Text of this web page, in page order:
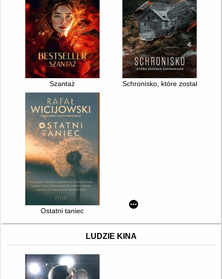
Szantaż Schronisko, które zostało
Ostatni taniec
LUDZIE KINA